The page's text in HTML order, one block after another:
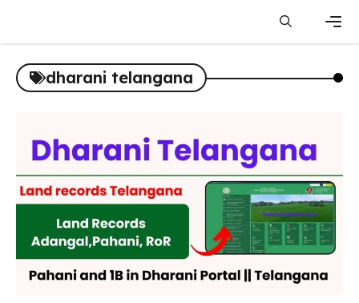
content
dharani telangana